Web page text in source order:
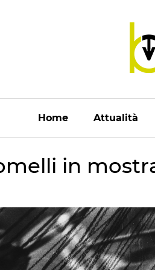
Home Attualità
in